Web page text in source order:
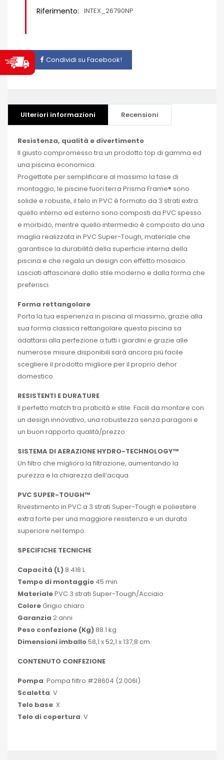
Riferimento: INTEX_26790NP
Condividi su Facebook!
Ulteriori informazioni Recensioni
Resistenza, qualità e divertimento
Il giusto compromesso tra un prodotto top di gamma ed
una piscina economica.
Progettate per semplificare al massimo la fase di
montaggio, le piscine fuori terra Prisma Frame® sono
solide e robuste, il telo in PVC è formato da 3 strati extra:
quello interno ed esterno sono composti da PVC spesso
e morbido, mentre quello intermedio è composto da una
maglia realizzata in PVC Super-Tough, materiale che
garantisce la durabilità della superficie interna della
piscina e che regala un design con effetto mosaico.
Lasciati affascinare dallo stile moderno e dalla forma che
preferisci.
Forma rettangolare
Porta la tua esperienza in piscina al massimo, grazie alla
sua forma classica rettangolare questa piscina sa
adattarsi alla perfezione a tutti i giardini e grazie alle
numerose misure disponibili sarà ancora più facile
scegliere il prodotto migliore per il proprio dehor
domestico.
RESISTENTI E DURATURE
Il perfetto match tra praticità e stile. Facili da montare con
un design innovativo, una robustezza senza paragoni e
un buon rapporto qualità/prezzo.
SISTEMA DI AERAZIONE HYDRO-TECHNOLOGY™
Un filtro che migliora la filtrazione, aumentando la
purezza e la chiarezza dell’acqua.
PVC SUPER-TOUGH™
Rivestimento in PVC a 3 strati Super-Tough e poliestere
extra forte per una maggiore resistenza e un durata
superiore nel tempo.
SPECIFICHE TECNICHE
Capacità (L)8.418 L
Tempo di montaggio 45 min
MaterialePVC 3 strati Super-Tough/Acciaio
ColoreGrigio chiaro
Garanzia 2 anni
Peso confezione (Kg)88.1 kg
Dimensioni imballo58,1 x 52,1 x 137,8 cm
CONTENUTO CONFEZIONE
Pompa: Pompa filtro #28604 (2.006l)
Scaletta: V
Telo base: X
Telo di copertura: V